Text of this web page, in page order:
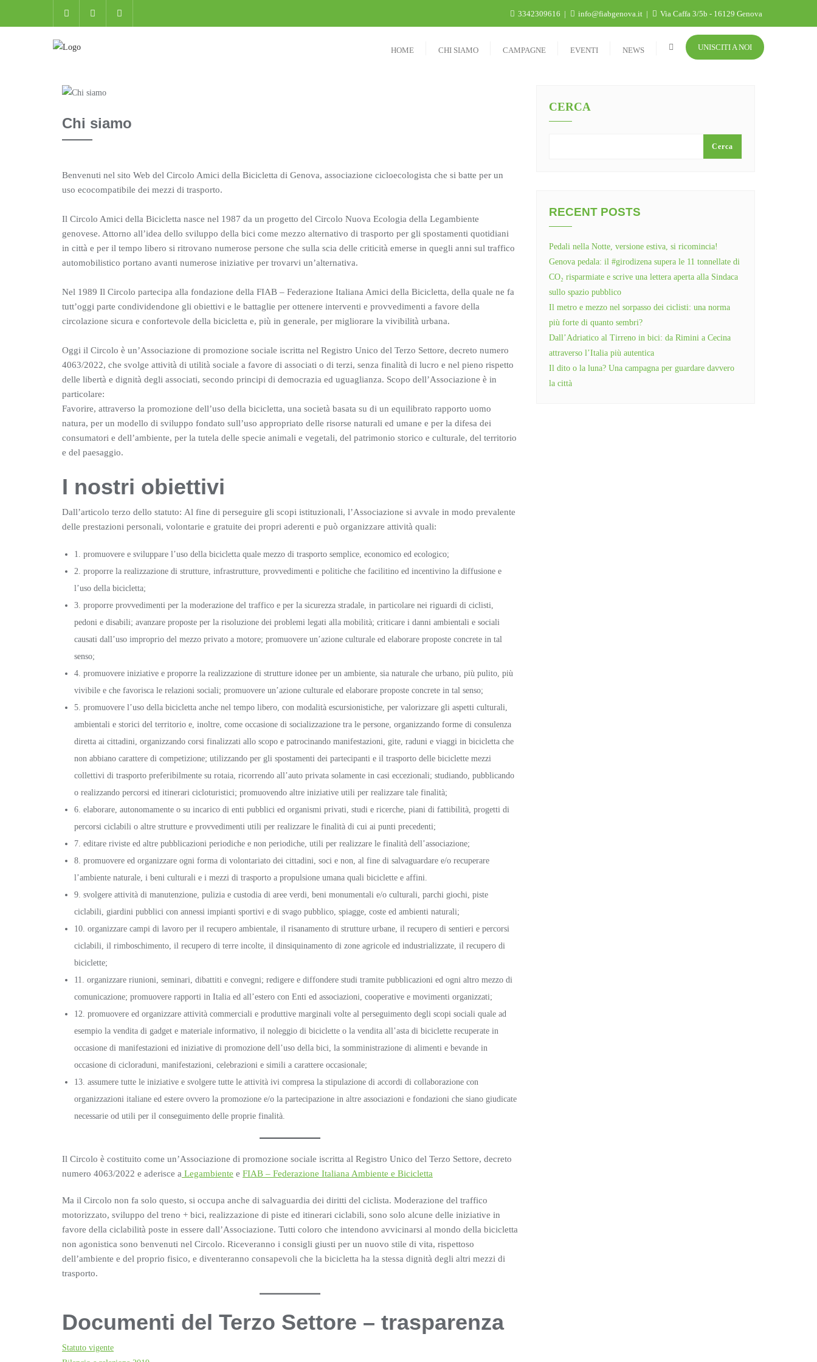
3342309616 info@fiabgenova.it Via Caffa 3/5b - 16129 Genova
HOME CHI SIAMO CAMPAGNE EVENTI NEWS UNISCITI A NOI
Chi siamo
Benvenuti nel sito Web del Circolo Amici della Bicicletta di Genova, associazione cicloecologista che si batte per un
uso ecocompatibile dei mezzi di trasporto.
Il Circolo Amici della Bicicletta nasce nel 1987 da un progetto del Circolo Nuova Ecologia della Legambiente
genovese. Attorno all’idea dello sviluppo della bici come mezzo alternativo di trasporto per gli spostamenti quotidiani
in città e per il tempo libero si ritrovano numerose persone che sulla scia delle criticità emerse in quegli anni sul traffico
automobilistico portano avanti numerose iniziative per trovarvi un’alternativa.
Nel 1989 Il Circolo partecipa alla fondazione della FIAB – Federazione Italiana Amici della Bicicletta, della quale ne fa
tutt’oggi parte condividendone gli obiettivi e le battaglie per ottenere interventi e provvedimenti a favore della
circolazione sicura e confortevole della bicicletta e, più in generale, per migliorare la vivibilità urbana.
Oggi il Circolo è un’Associazione di promozione sociale iscritta nel Registro Unico del Terzo Settore, decreto numero
4063/2022, che svolge attività di utilità sociale a favore di associati o di terzi, senza finalità di lucro e nel pieno rispetto
delle libertà e dignità degli associati, secondo principi di democrazia ed uguaglianza. Scopo dell’Associazione è in
particolare:
Favorire, attraverso la promozione dell’uso della bicicletta, una società basata su di un equilibrato rapporto uomo
natura, per un modello di sviluppo fondato sull’uso appropriato delle risorse naturali ed umane e per la difesa dei
consumatori e dell’ambiente, per la tutela delle specie animali e vegetali, del patrimonio storico e culturale, del territorio
e del paesaggio.
I nostri obiettivi
Dall’articolo terzo dello statuto: Al fine di perseguire gli scopi istituzionali, l’Associazione si avvale in modo prevalente
delle prestazioni personali, volontarie e gratuite dei propri aderenti e può organizzare attività quali:
1. promuovere e sviluppare l’uso della bicicletta quale mezzo di trasporto semplice, economico ed ecologico;
2. proporre la realizzazione di strutture, infrastrutture, provvedimenti e politiche che facilitino ed incentivino la diffusione e
l’uso della bicicletta;
3. proporre provvedimenti per la moderazione del traffico e per la sicurezza stradale, in particolare nei riguardi di ciclisti,
pedoni e disabili; avanzare proposte per la risoluzione dei problemi legati alla mobilità; criticare i danni ambientali e sociali
causati dall’uso improprio del mezzo privato a motore; promuovere un’azione culturale ed elaborare proposte concrete in tal
senso;
4. promuovere iniziative e proporre la realizzazione di strutture idonee per un ambiente, sia naturale che urbano, più pulito, più
vivibile e che favorisca le relazioni sociali; promuovere un’azione culturale ed elaborare proposte concrete in tal senso;
5. promuovere l’uso della bicicletta anche nel tempo libero, con modalità escursionistiche, per valorizzare gli aspetti culturali,
ambientali e storici del territorio e, inoltre, come occasione di socializzazione tra le persone, organizzando forme di consulenza
diretta ai cittadini, organizzando corsi finalizzati allo scopo e patrocinando manifestazioni, gite, raduni e viaggi in bicicletta che
non abbiano carattere di competizione; utilizzando per gli spostamenti dei partecipanti e il trasporto delle biciclette mezzi
collettivi di trasporto preferibilmente su rotaia, ricorrendo all’auto privata solamente in casi eccezionali; studiando, pubblicando
o realizzando percorsi ed itinerari cicloturistici; promuovendo altre iniziative utili per realizzare tale finalità;
6. elaborare, autonomamente o su incarico di enti pubblici ed organismi privati, studi e ricerche, piani di fattibilità, progetti di
percorsi ciclabili o altre strutture e provvedimenti utili per realizzare le finalità di cui ai punti precedenti;
7. editare riviste ed altre pubblicazioni periodiche e non periodiche, utili per realizzare le finalità dell’associazione;
8. promuovere ed organizzare ogni forma di volontariato dei cittadini, soci e non, al fine di salvaguardare e/o recuperare
l’ambiente naturale, i beni culturali e i mezzi di trasporto a propulsione umana quali biciclette e affini.
9. svolgere attività di manutenzione, pulizia e custodia di aree verdi, beni monumentali e/o culturali, parchi giochi, piste
ciclabili, giardini pubblici con annessi impianti sportivi e di svago pubblico, spiagge, coste ed ambienti naturali;
10. organizzare campi di lavoro per il recupero ambientale, il risanamento di strutture urbane, il recupero di sentieri e percorsi
ciclabili, il rimboschimento, il recupero di terre incolte, il dinsiquinamento di zone agricole ed industrializzate, il recupero di
biciclette;
11. organizzare riunioni, seminari, dibattiti e convegni; redigere e diffondere studi tramite pubblicazioni ed ogni altro mezzo di
comunicazione; promuovere rapporti in Italia ed all’estero con Enti ed associazioni, cooperative e movimenti organizzati;
12. promuovere ed organizzare attività commerciali e produttive marginali volte al perseguimento degli scopi sociali quale ad
esempio la vendita di gadget e materiale informativo, il noleggio di biciclette o la vendita all’asta di biciclette recuperate in
occasione di manifestazioni ed iniziative di promozione dell’uso della bici, la somministrazione di alimenti e bevande in
occasione di cicloraduni, manifestazioni, celebrazioni e simili a carattere occasionale;
13. assumere tutte le iniziative e svolgere tutte le attività ivi compresa la stipulazione di accordi di collaborazione con
organizzazioni italiane ed estere ovvero la promozione e/o la partecipazione in altre associazioni e fondazioni che siano giudicate
necessarie od utili per il conseguimento delle proprie finalità.
Il Circolo è costituito come un’Associazione di promozione sociale iscritta al Registro Unico del Terzo Settore, decreto
numero 4063/2022 e aderisce a Legambiente e FIAB – Federazione Italiana Ambiente e Bicicletta
Ma il Circolo non fa solo questo, si occupa anche di salvaguardia dei diritti del ciclista. Moderazione del traffico
motorizzato, sviluppo del treno + bici, realizzazione di piste ed itinerari ciclabili, sono solo alcune delle iniziative in
favore della ciclabilità poste in essere dall’Associazione. Tutti coloro che intendono avvicinarsi al mondo della bicicletta
non agonistica sono benvenuti nel Circolo. Riceveranno i consigli giusti per un nuovo stile di vita, rispettoso
dell’ambiente e del proprio fisico, e diventeranno consapevoli che la bicicletta ha la stessa dignità degli altri mezzi di
trasporto.
Documenti del Terzo Settore – trasparenza
Statuto vigente
CERCA
Cerca
RECENT POSTS
Pedali nella Notte, versione estiva, si ricomincia!
Genova pedala: il #girodizena supera le 11 tonnellate di
CO₂ risparmiate e scrive una lettera aperta alla Sindaca
sullo spazio pubblico
Il metro e mezzo nel sorpasso dei ciclisti: una norma
più forte di quanto sembri?
Dall’Adriatico al Tirreno in bici: da Rimini a Cecina
attraverso l’Italia più autentica
Il dito o la luna? Una campagna per guardare davvero
la città